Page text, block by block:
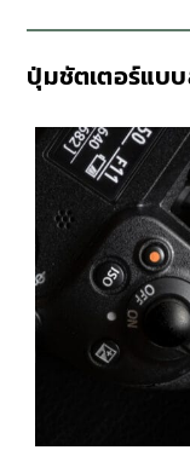
ปุ่มชัตเตอร์แบ